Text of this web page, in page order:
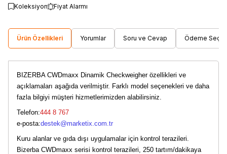
Koleksiyon Fiyat Alarmı
Ürün Özellikleri Yorumlar Soru ve Cevap Ödeme
BIZERBA CWDmaxx Dinamik Checkweigher özellikleri ve
açıklamaları aşağıda verilmiştir. Farklı model seçenekleri ve daha
fazla bilgiyi müşteri hizmetlerimizden alabilirsiniz.
Telefon:444 8 767
e-posta:destek@marketix.com.tr
Kuru alanlar ve gıda dışı uygulamalar için kontrol terazileri.
Bizerba CWDmaxx serisi kontrol terazileri, 250 tartım/dakikaya